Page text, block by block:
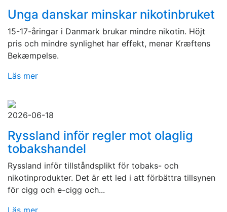
Unga danskar minskar nikotinbruket
15-17-åringar i Danmark brukar mindre nikotin. Höjt
pris och mindre synlighet har effekt, menar Kræftens
Bekæmpelse.
Läs mer
2026-06-18
Ryssland inför regler mot olaglig
tobakshandel
Ryssland inför tillståndsplikt för tobaks- och
nikotinprodukter. Det är ett led i att förbättra tillsynen
för cigg och e-cigg och...